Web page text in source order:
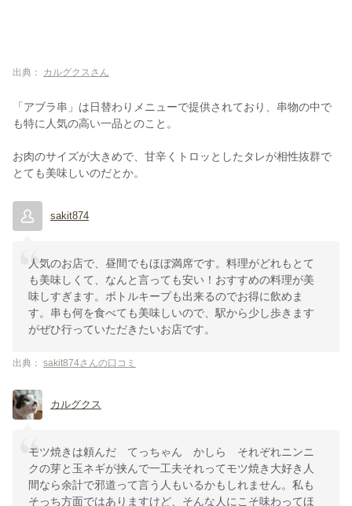
出典： カルグクスさん
「アブラ串」は日替わりメニューで提供されており、串物の中で
も特に人気の高い一品とのこと。
お肉のサイズが大きめで、甘辛くトロッとしたタレが相性抜群で
とても美味しいのだとか。
sakit874
人気のお店で、昼間でもほぼ満席です。料理がどれもとて
も美味しくて、なんと言っても安い！おすすめの料理が美
味しすぎます。ボトルキープも出来るのでお得に飲めま
す。串も何を食べても美味しいので、駅から少し歩きます
がぜひ行っていただきたいお店です。
出典： sakit874さんの口コミ
カルグクス
モツ焼きは頼んだ てっちゃん かしら それぞれニンニ
クの芽と玉ネギが挟んで一工夫それってモツ焼き大好き人
間なら余計で邪道って言う人もいるかもしれません。私も
そっち方面ではありますけど、そんな人にこそ味わってほ